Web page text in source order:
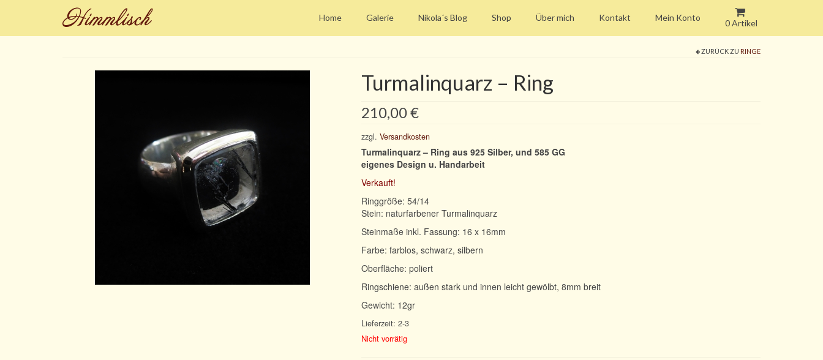
Home Galerie Nikola´s Blog Shop Über mich Kontakt Mein Konto
0 Artikel
ZURÜCK ZU RINGE
Turmalinquarz – Ring
210,00€
zzgl. Versandkosten
Turmalinquarz – Ring aus 925 Silber, und 585 GG
eigenes Design u. Handarbeit
Verkauft!
Ringgröße: 54/14
Stein: naturfarbener Turmalinquarz
Steinmaße inkl. Fassung: 16 x 16mm
Farbe: farblos, schwarz, silbern
Oberfläche: poliert
Ringschiene: außen stark und innen leicht gewölbt, 8mm breit
Gewicht: 12gr
Lieferzeit: 2-3
Nicht vorrätig